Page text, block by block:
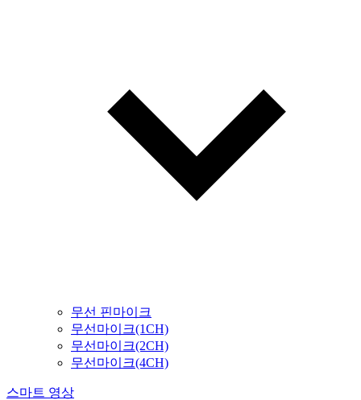
무선 핀마이크
무선마이크(1CH)
무선마이크(2CH)
무선마이크(4CH)
스마트 영상